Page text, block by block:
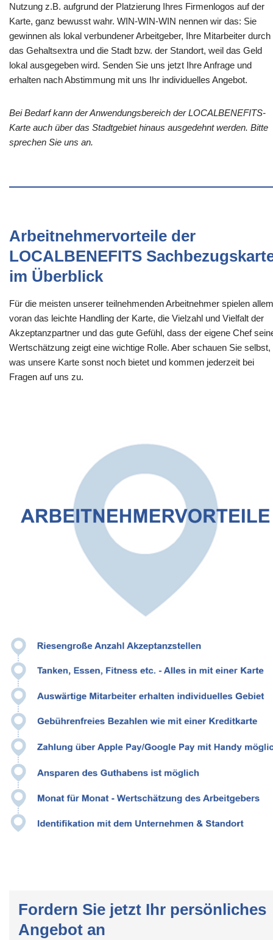
Nutzung z.B. aufgrund der Platzierung Ihres Firmenlogos auf der
Karte, ganz bewusst wahr. WIN-WIN-WIN nennen wir das: Sie
gewinnen als lokal verbundener Arbeitgeber, Ihre Mitarbeiter durch
das Gehaltsextra und die Stadt bzw. der Standort, weil das Geld
lokal ausgegeben wird. Senden Sie uns jetzt Ihre Anfrage und
erhalten nach Abstimmung mit uns Ihr individuelles Angebot.
Bei Bedarf kann der Anwendungsbereich der LOCALBENEFITS-
Karte auch über das Stadtgebiet hinaus ausgedehnt werden. Bitte
sprechen Sie uns an.
Arbeitnehmervorteile der
LOCALBENEFITS
im Überblick
Für die meisten unserer teilnehmenden Arbeitnehmer spielen allem
voran das leichte Handling der Karte, die Vielzahl und Vielfalt der
Akzeptanzpartner und das gute Gefühl, dass der eigene Chef
Wertschätzung zeigt eine wichtige Rolle. Aber schauen Sie selbst,
was unsere Karte sonst noch bietet und kommen jederzeit bei
Fragen auf uns zu.
Fordern Sie jetzt Ihr persönliches
Angebot an